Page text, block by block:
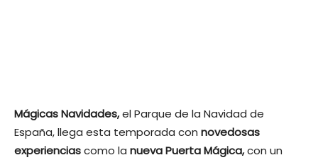
Mágicas Navidades,el Parque de la Navidad de
España, llega esta temporada con novedosas
experienciascomo la nueva Puerta Mágica,con un